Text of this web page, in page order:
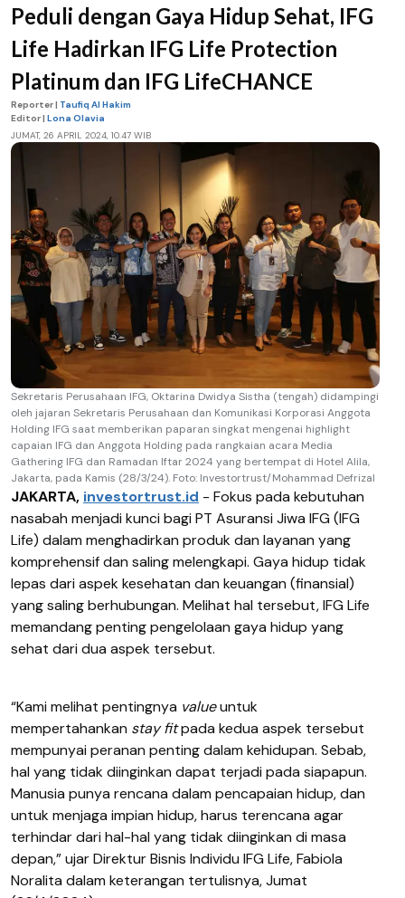
Peduli dengan Gaya Hidup Sehat, IFG
Life Hadirkan IFG Life Protection
Platinum dan IFG LifeCHANCE
Reporter | Taufiq Al Hakim
Editor | Lona Olavia
JUMAT, 26 APRIL 2024, 10.47 WIB
Sekretaris Perusahaan IFG, Oktarina Dwidya Sistha (tengah) didampingi
oleh jajaran Sekretaris Perusahaan dan Komunikasi Korporasi Anggota
Holding IFG saat memberikan paparan singkat mengenai highlight
capaian IFG dan Anggota Holding pada rangkaian acara Media
Gathering IFG dan Ramadan Iftar 2024 yang bertempat di Hotel Alila,
Jakarta, pada Kamis (28/3/24). Foto: Investortrust/Mohammad Defrizal
JAKARTA, investortrust.id - Fokus pada kebutuhan
nasabah menjadi kunci bagi PT Asuransi Jiwa IFG (IFG
Life) dalam menghadirkan produk dan layanan yang
komprehensif dan saling melengkapi. Gaya hidup tidak
lepas dari aspek kesehatan dan keuangan (finansial)
yang saling berhubungan. Melihat hal tersebut, IFG Life
memandang penting pengelolaan gaya hidup yang
sehat dari dua aspek tersebut.
“Kami melihat pentingnya valueuntuk
mempertahankan stay fitpada kedua aspek tersebut
mempunyai peranan penting dalam kehidupan. Sebab,
hal yang tidak diinginkan dapat terjadi pada siapapun.
Manusia punya rencana dalam pencapaian hidup, dan
untuk menjaga impian hidup, harus terencana agar
terhindar dari hal-hal yang tidak diinginkan di masa
depan,” ujar Direktur Bisnis Individu IFG Life, Fabiola
Noralita dalam keterangan tertulisnya, Jumat